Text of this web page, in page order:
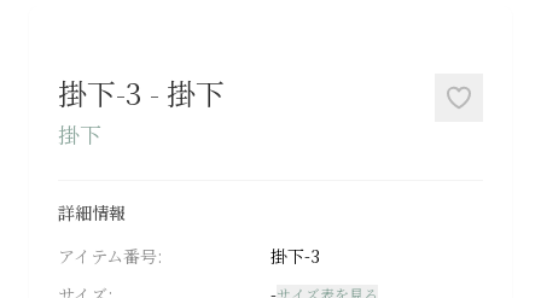
ム
About
Menu
掛下-3 - 掛下
掛下
詳細情報
アイテム番号:
掛下-3
サイズ表を見る